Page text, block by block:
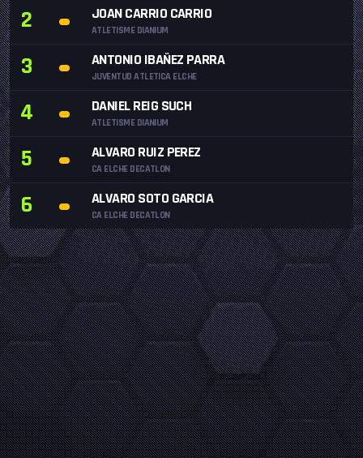
2 JOAN CARRIO CARRIO
ATLETISME DIANIUM
3 ANTONIO IBAÑEZ PARRA
JUVENTUD ATLETICA ELCHE
4 DANIEL REIG SUCH
ATLETISME DIANIUM
5 ALVARO RUIZ PEREZ
CA ELCHE DECATLON
6 ALVARO SOTO GARCIA
CA ELCHE DECATLON